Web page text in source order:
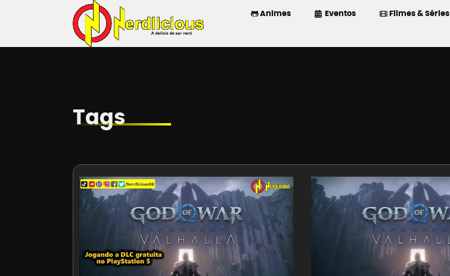
Animes Eventos Filmes & Séries
Tags